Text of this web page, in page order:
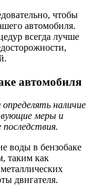
чтобы
автомобиля.
всегда лучше
автомобиля
наличие
меры и
воды в бензобаке
таким как
двигателя.